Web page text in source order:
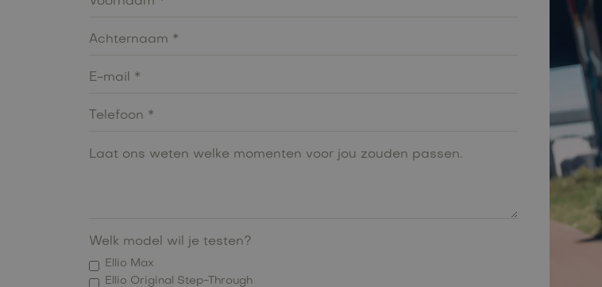
Welk model wil je testen?
Ellio Max
Ellio Original Step-Through